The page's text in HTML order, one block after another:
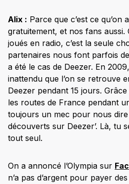
Alix : Parce que c’est ce qu’on
gratuitement, et nos fans aussi.
joués en radio, c’est la seule
partenaires nous font parfois
a été le cas de Deezer. En
inattendu que l’on se retrouve
Deezer pendant 15 jours.
les routes de France pendant
toujours un mec pour nous dire
découverts sur Deezer’. Là, tu
tout seul.
On a annoncé l’Olympia sur
n’a pas d’argent pour payer